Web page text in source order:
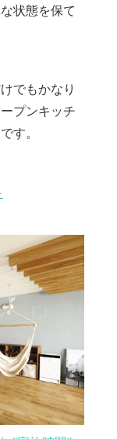
状態を保て
でもかなり
プンキッチ
す。